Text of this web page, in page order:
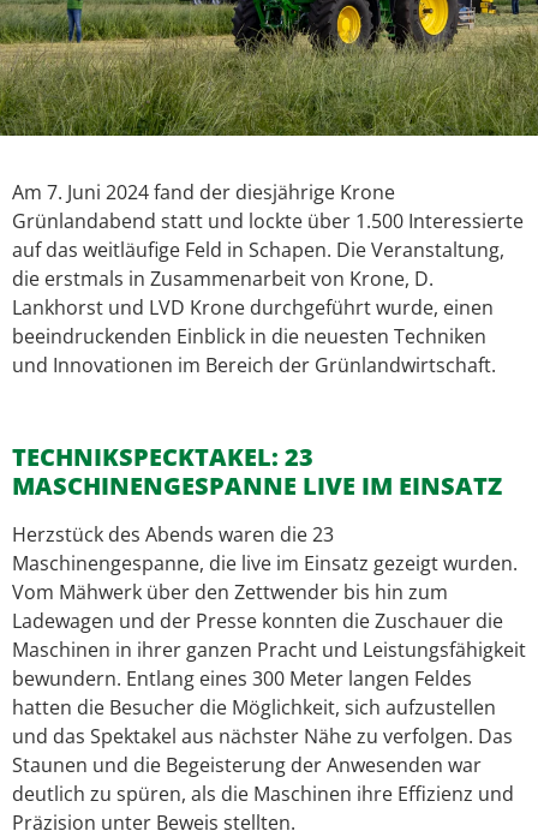
Am 7. Juni 2024 fand der diesjährige Krone
Grünlandabend statt und lockte über 1.500 Interessierte
auf das weitläufige Feld in Schapen. Die Veranstaltung,
die erstmals in Zusammenarbeit von Krone, D.
Lankhorst und LVD Krone durchgeführt wurde, einen
beeindruckenden Einblick in die neuesten Techniken
und Innovationen im Bereich der Grünlandwirtschaft.
TECHNIKSPECKTAKEL: 23
MASCHINENGESPANNE LIVE IM EINSATZ
Herzstück des Abends waren die 23
Maschinengespanne, die live im Einsatz gezeigt wurden.
Vom Mähwerk über den Zettwender bis hin zum
Ladewagen und der Presse konnten die Zuschauer die
Maschinen in ihrer ganzen Pracht und Leistungsfähigkeit
bewundern. Entlang eines 300 Meter langen Feldes
hatten die Besucher die Möglichkeit, sich aufzustellen
und das Spektakel aus nächster Nähe zu verfolgen. Das
Staunen und die Begeisterung der Anwesenden war
deutlich zu spüren, als die Maschinen ihre Effizienz und
Präzision unter Beweis stellten.